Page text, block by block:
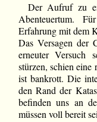
Der Aufruf zu
Abenteuertum.
Erfahrung mit dem
Das Versagen der
erneuter Versuch
stürzen, schien
ist bankrott. Die
den Rand der
befinden uns an
müssen voll bereit